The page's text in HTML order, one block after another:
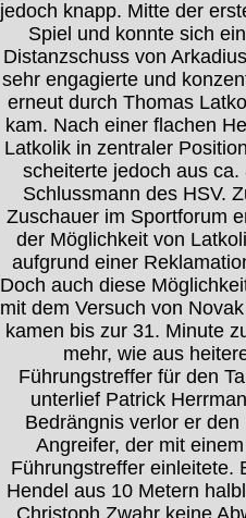
jedoch knapp. Mitte der
Spiel und konnte sich
Distanzschuss von
sehr engagierte und
erneut durch Thomas
kam. Nach einer flachen
Latkolik in zentraler
scheiterte jedoch aus
Schlussmann des HSV.
Zuschauer im Sportforum
der Möglichkeit von
aufgrund einer
Doch auch diese
mit dem Versuch von
kamen bis zur 31. Minute
mehr, wie aus
Führungstreffer für den
unterlief Patrick
Bedrängnis verlor er
Angreifer, der mit
Führungstreffer einleitete.
Hendel aus 10 Metern
Christoph Zwahr keine